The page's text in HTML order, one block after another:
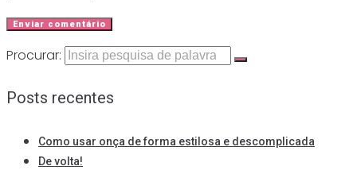
Procurar:
Posts recentes
Como usar onça de forma estilosa e descomplicada
De volta!